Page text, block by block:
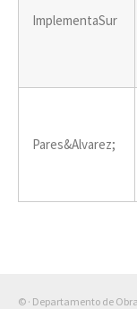
ImplementaSur
Pares&Alvarez;
© · Departamento de